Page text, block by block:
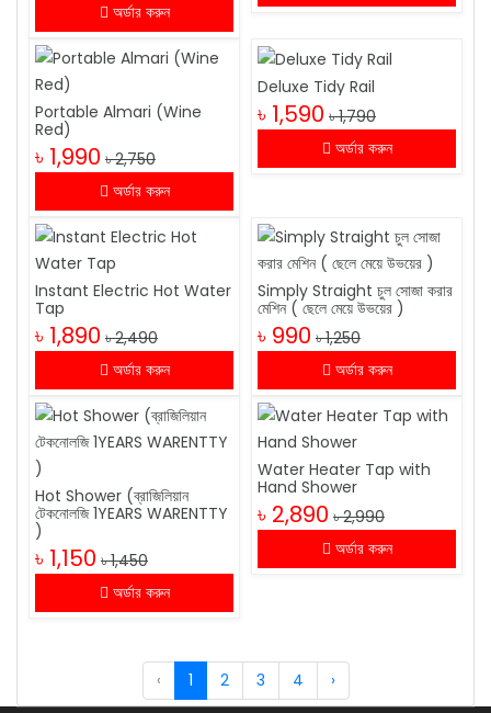
অর্ডার করুন
Portable Almari (Wine
Red)
৳ 1,990 ৳ 2,750
অর্ডার করুন
Deluxe Tidy Rail
৳ 1,590 ৳ 1,790
অর্ডার করুন
Instant Electric Hot Water
Tap
৳ 1,890 ৳ 2,490
অর্ডার করুন
Simply Straight চুল সোজা করার
মেশিন ( ছেলে মেয়ে উভয়ের )
৳ 990 ৳ 1,250
অর্ডার করুন
Hot Shower (ব্রাজিলিয়ান
টেকনোলজি 1YEARS WARENTTY
)
৳ 1,150 ৳ 1,450
অর্ডার করুন
Water Heater Tap with
Hand Shower
৳ 2,890 ৳ 2,990
অর্ডার করুন
‹ 1 2 3 4 ›